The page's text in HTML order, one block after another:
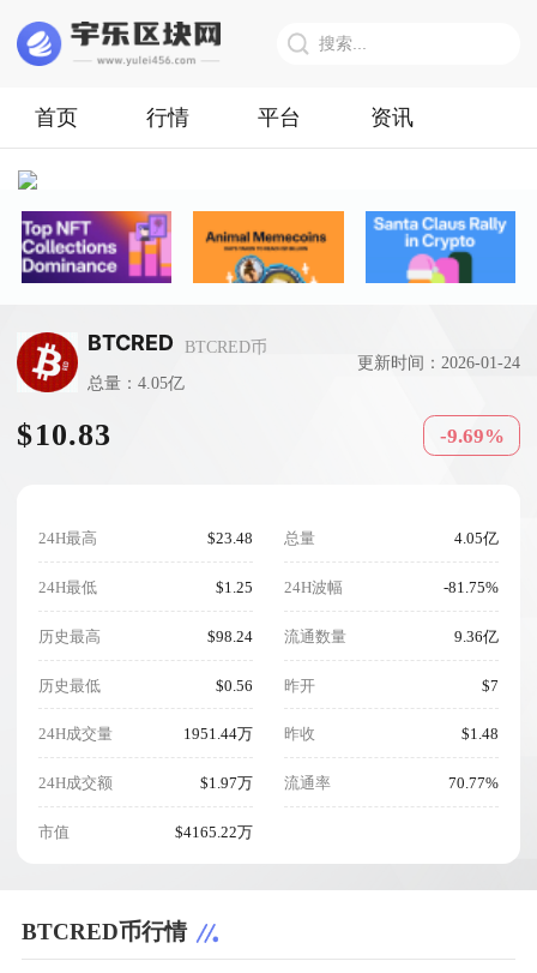
首页 行情 平台 资讯
BTCRED
BTCRED币
总量：4.05亿
更新时间：2026-01-24
$10.83 -9.69%
24H最高 $23.48
24H最低 $1.25
历史最高 $98.24
历史最低 $0.56
24H成交量 1951.44万
24H成交额 $1.97万
市值 $4165.22万
总量 4.05亿
24H波幅 -81.75%
流通数量 9.36亿
昨开 $7
昨收 $1.48
流通率 70.77%
BTCRED币行情